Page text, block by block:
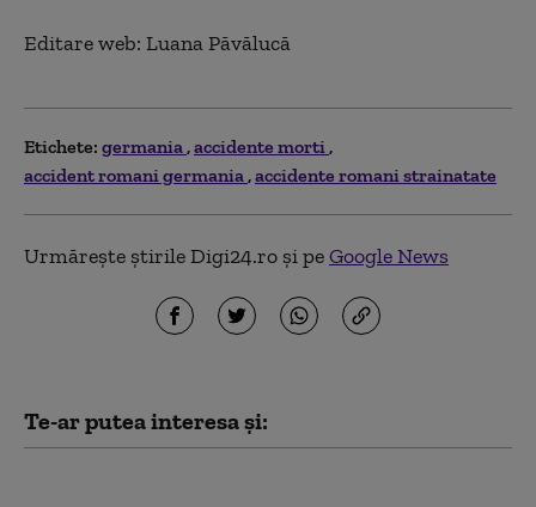
Editare web: Luana Păvălucă
Etichete: germania accidente morti
accident romani germania accidente romani strainatate
Urmărește știrile Digi24.ro și peGoogle News
Te-ar putea interesa și: